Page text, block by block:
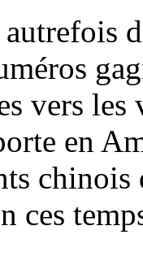
vers
en
chinois
ces